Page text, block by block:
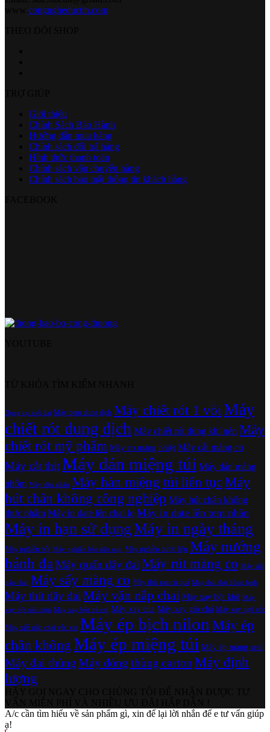
congngheductin.com
Giới thiệu
Chính Sách Bảo Hành
Hướng dẫn mua hàng
Chính sách đổi trả hàng
Hình thức thanh toán
Chính sách vận chuyển hàng
Chính sách bảo mật thông tin khách hàng
Dụng cụ xiết đai Máy bơm dung dịch Máy chiết rót 1 vòiMáy
chiết rót dung dịch Máy chiết rót dùng khí nén Máy
chiết rót mỹ phẩm Máy co màng nhiệt Máy cắt màng co
Máy cắt thịtMáy dán miệng túi Máy dán màng
nhôm Máy dán nhãn Máy hàn miệng túi liên tụcMáy
hút chân không công nghiệp Máy hút chân không
thực phẩm Máy in date lên chai lọ Máy in date lên tem nhãn
Máy in hạn sử dụngMáy in ngày tháng
Máy nghiền bột Máy nghiền bột siêu mịn Máy nghiền dược liệu Máy nướng
bánh đa Máy quấn dây đai Máy rút màng co Máy siết
nắp chai Máy sấy màng co Máy thái rau củ quả Máy thái thịt đông lạnh
Máy thít dây đai Máy vặn nắp chai Máy xay bột khô Máy
xay bột siêu mịn Máy xay bột trẻ em Máy xay cua Máy xay giò chả Máy xay ngũ cốc
Máy xiết nắp chai vắc xin Máy ép bịch nilon Máy ép
chân không Máy ép miệng túi Máy ép màng seal
Máy đai thùng Máy đóng thùng carton Máy định
lượng
A/c cần tìm hiểu về sản phẩm gì, xin để lại lời nhắn để e tư vấn giúp
ạ!